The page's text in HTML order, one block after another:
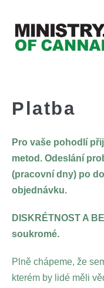
Platba
Pro vaše pohodlí
metod. Odeslání
(pracovní dny) po
objednávku.
DISKRÉTNOST A
soukromé.
Plně chápeme, že
kterém by lidé měli